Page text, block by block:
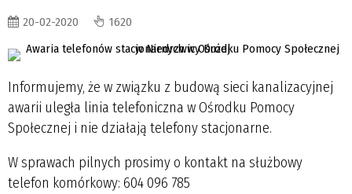
20-02-2020 1620
Informujemy, że w związku z budową sieci kanalizacyjnej
awarii uległa linia telefoniczna w Ośrodku Pomocy
Społecznej i nie działają telefony stacjonarne.
W sprawach pilnych prosimy o kontakt na służbowy
telefon komórkowy: 604 096 785